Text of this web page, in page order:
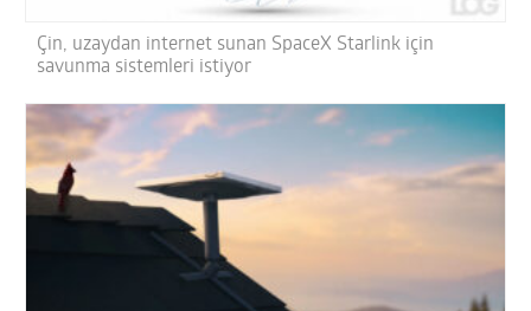
Çin, uzaydan internet sunan SpaceX Starlink için
savunma sistemleri istiyor